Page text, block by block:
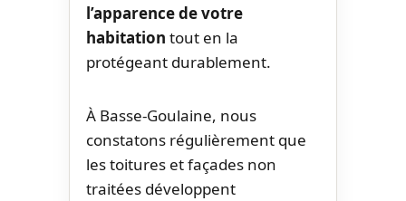
l’apparence de votre
habitation tout en la
protégeant durablement.
À Basse-Goulaine, nous
constatons régulièrement que
les toitures et façades non
traitées développent